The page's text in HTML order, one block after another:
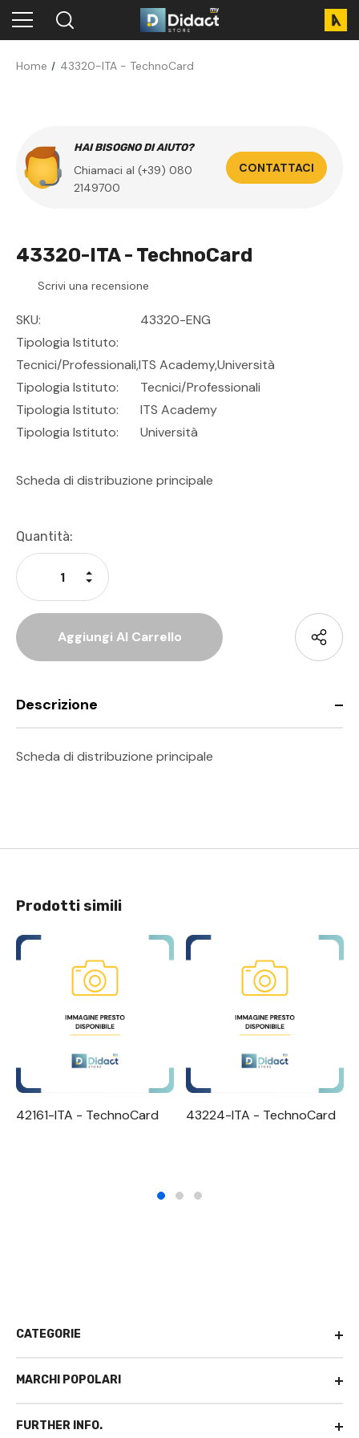
Home 43320-ITA - TechnoCard
HAI BISOGNO DI AIUTO?
Chiamaci al (+39) 080
2149700
CONTATTACI
43320-ITA - TechnoCard
Scrivi una recensione
SKU:
43320-ENG
Tipologia Istituto:
Tecnici/professionali,ITS Academy,Università
Tipologia Istituto:
Tecnici/Professionali
Tipologia Istituto:
ITS Academy
Tipologia Istituto:
Università
Scheda di distribuzione principale
Disponibilità
Attuale:
Quantità:
Diminuisci La Quantità Di Undefined
Aumenta La Quantità Di Undefined
Descrizione
Scheda di distribuzione principale
Prodotti simili
42161-ITA - TechnoCard 43224-ITA - TechnoCard
CATEGORIE
MARCHI POPOLARI
FURTHER INFO.